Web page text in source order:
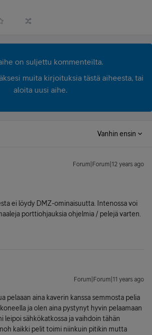
on suljettu kommenteilta.
muita kirjoituksia tästä aiheesta, tai
aloita uusi aihe.
Vanhin ensin
Forum|Forum|12 years ago
ei löydy DMZ-ominaisuutta. Intenossa voi
porttiohjauksia ohjelmia / pelejä varten.
Forum|Forum|11 years ago
pelaaan aina kaverin kanssa semmosta pelia
ja olen aina pystynyt hyvin pelaamaan
leipoi sähkökatkossa ja vaihdoin tähän
kaikki pelit toimi niinkuin pitikin mutta